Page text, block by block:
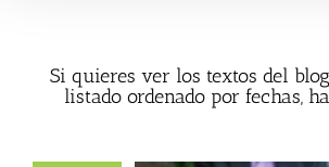
Si quieres ver los textos del
listado ordenado por fechas,